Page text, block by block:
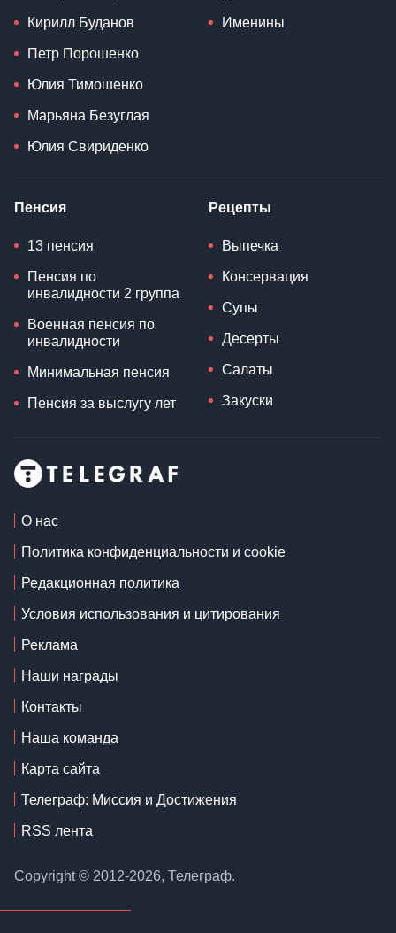
Кирилл Буданов
Петр Порошенко
Юлия Тимошенко
Марьяна Безуглая
Юлия Свириденко
Именины
Пенсия
13 пенсия
Пенсия по
инвалидности 2 группа
Военная пенсия по
инвалидности
Минимальная пенсия
Пенсия за выслугу лет
Рецепты
Выпечка
Консервация
Супы
Десерты
Салаты
Закуски
О нас
Политика конфиденциальности и cookie
Редакционная политика
Условия использования и цитирования
Реклама
Наши награды
Контакты
Наша команда
Карта сайта
Телеграф: Миссия и Достижения
RSS лента
Copyright © 2012-2026, Телеграф.